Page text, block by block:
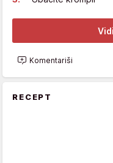
Komentariši
RECEPT